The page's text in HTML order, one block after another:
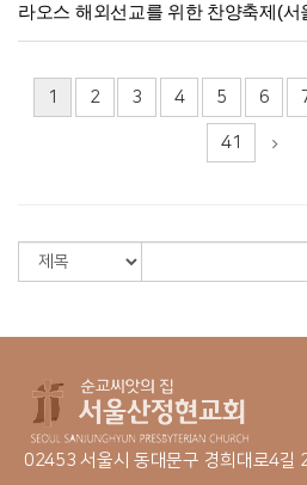
라오스 해외선교를 위한 찬양축제(
1 2 3 4 5 6
41
02453 서울시 동대문구 경희대로4길